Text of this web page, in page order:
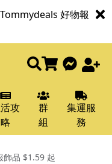
好物報
攻
略
群
組
集運服
務
飾品 $1.59 起